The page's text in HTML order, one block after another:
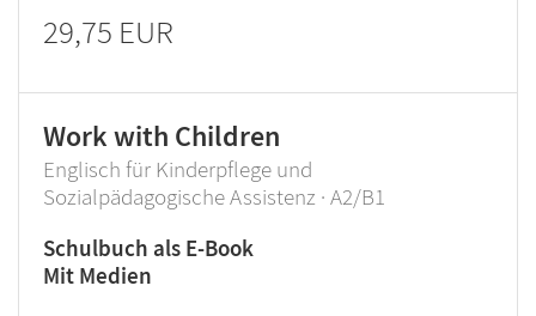
29,75 EUR
Work with Children
Englisch für Kinderpflege und
Sozialpädagogische Assistenz · A2/B1
Schulbuch als E-Book
Mit Medien